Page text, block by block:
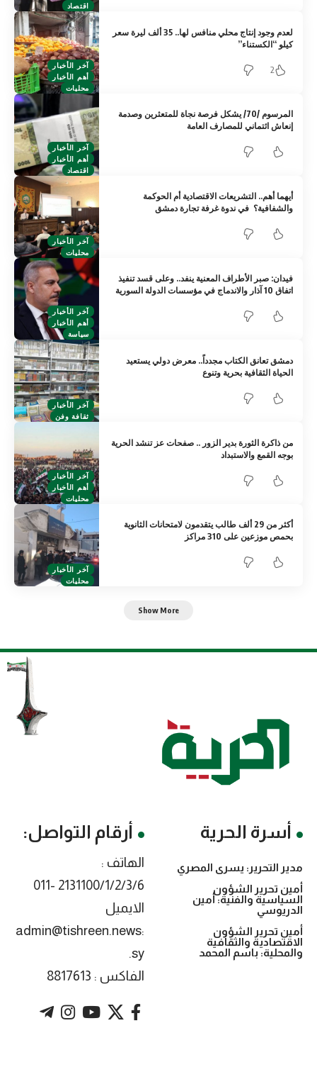
اقتصاد
آخر الأخبار
أهم الأخبار
محليات
لعدم وجود إنتاج محلي منافس لها.. 35 ألف ليرة سعر
كيلو “الكستناء”
2
آخر الأخبار
أهم الأخبار
اقتصاد
المرسوم /70/ يشكل فرصة نجاة للمتعثرين وصدمة
إنعاش ائتماني للمصارف العامة
آخر الأخبار
محليات
أيهما أهم.. التشريعات الاقتصادية أم الحوكمة
والشفافية؟ في ندوة غرفة تجارة دمشق
آخر الأخبار
أهم الأخبار
سياسة
فيدان: صبر الأطراف المعنية ينفد.. وعلى قسد تنفيذ
اتفاق 10 آذار والاندماج في مؤسسات الدولة السورية
آخر الأخبار
ثقافة وفن
دمشق تعانق الكتاب مجدداً.. معرض دولي يستعيد
الحياة الثقافية بحرية وتنوع
آخر الأخبار
أهم الأخبار
محليات
من ذاكرة الثورة بدير الزور .. صفحات عز تنشد الحرية
بوجه القمع والاستبداد
آخر الأخبار
محليات
أكثر من 29 ألف طالب يتقدمون لامتحانات الثانوية
بحمص موزعين على 310 مراكز
Show More
أسرة الحرية
مدير التحرير: يسرى المصري
أمين تحرير الشؤون
السياسية والفنية: أمين
الدريوسي
أمين تحرير الشؤون
الاقتصادية والثقافية
والمحلية: باسم المحمد
أرقام التواصل:
الهاتف :
2131100/1/2/3/6 -011
الايميل
:admin@tishreen.news
.sy
الفاكس : 8817613